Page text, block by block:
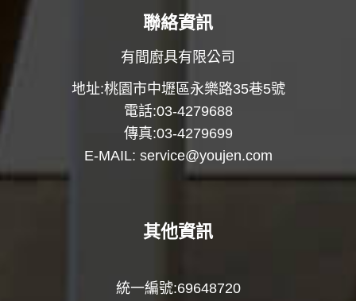
聯絡資訊
有間廚具有限公司
地址:桃園市中壢區永樂路35巷5號
電話:03-4279688
傳真:03-4279699
E-MAIL: service@youjen.com
其他資訊
統一編號:69648720